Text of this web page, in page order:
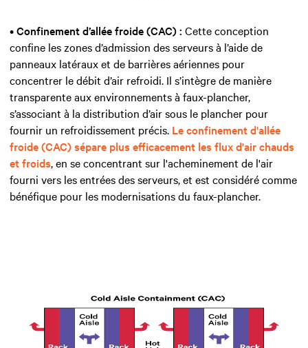
•Confinement d’allée froide (CAC) : Cette conception
confine les zones d’admission des serveurs à l’aide de
panneaux latéraux et de barrières aériennes pour
concentrer le débit d’air refroidi. Il s’intègre de manière
transparente aux environnements à faux-plancher,
s’associant à la distribution d’air sous le plancher pour
fournir un refroidissement précis. Le confinement d'allée
froide (CAC) sépare plus efficacement les flux d'air chauds
et froids, en se concentrant sur l'acheminement de l'air
fourni vers les entrées des serveurs, et est considéré comme
bénéfique pour les modernisations du faux-plancher.